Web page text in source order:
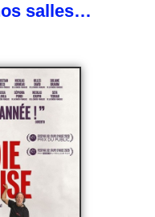
salles…